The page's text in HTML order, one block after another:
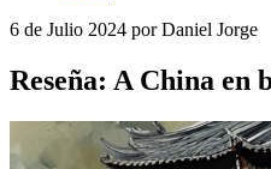
6 de Julio 2024 porDaniel Jorge
Reseña: A China en